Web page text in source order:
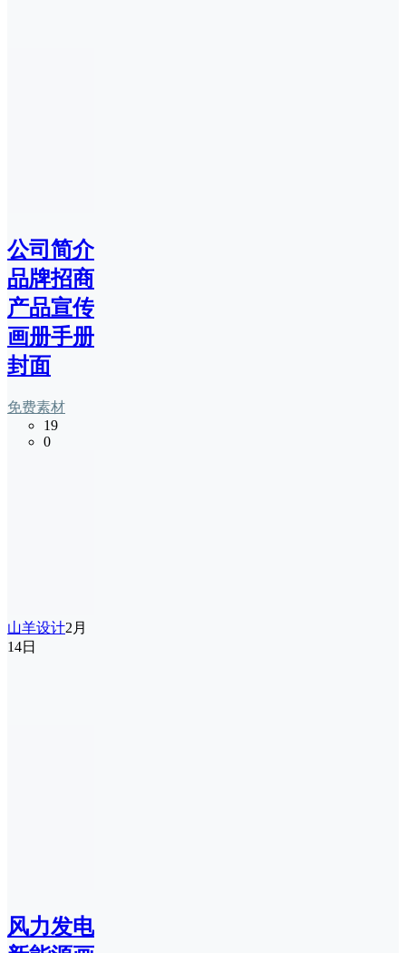
公司简介
品牌招商
产品宣传
画册手册
封面
免费素材
19
0
山羊设计2月
14日
风力发电